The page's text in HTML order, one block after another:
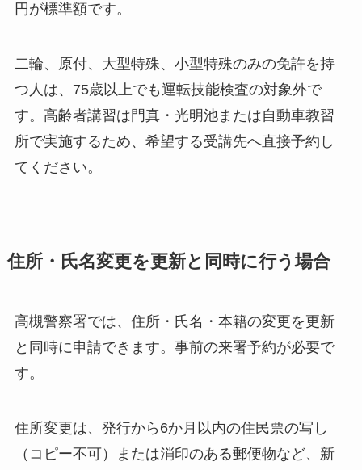
円が標準額です。
二輪、原付、大型特殊、小型特殊のみの免許を持
つ人は、75歳以上でも運転技能検査の対象外で
す。高齢者講習は門真・光明池または自動車教習
所で実施するため、希望する受講先へ直接予約し
てください。
住所・氏名変更を更新と同時に行う場合
高槻警察署では、住所・氏名・本籍の変更を更新
と同時に申請できます。事前の来署予約が必要で
す。
住所変更は、発行から6か月以内の住民票の写し
（コピー不可）または消印のある郵便物など、新